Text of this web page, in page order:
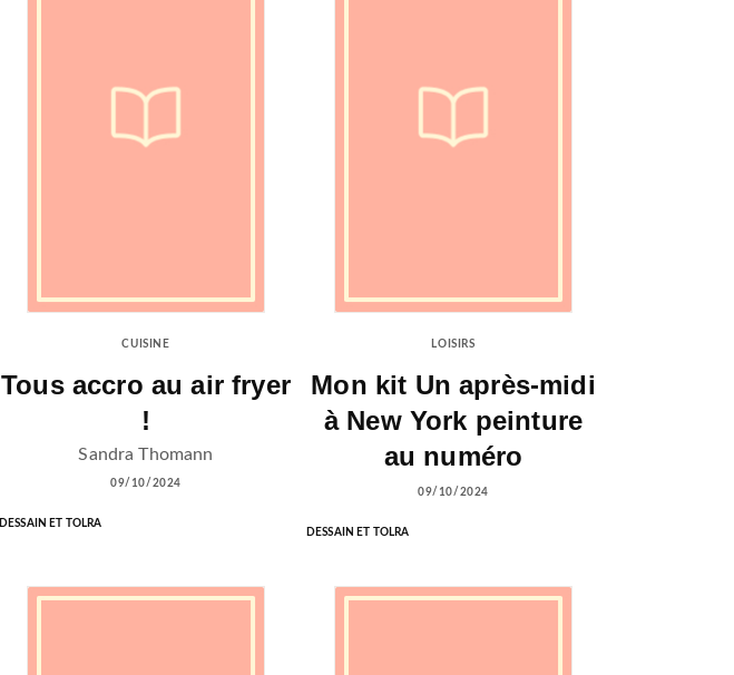
CUISINE
Tous accro au air fryer
!
Sandra Thomann
09/10/2024
DESSAIN ET TOLRA
LOISIRS
Mon kit Un après-midi
à New York peinture
au numéro
09/10/2024
DESSAIN ET TOLRA